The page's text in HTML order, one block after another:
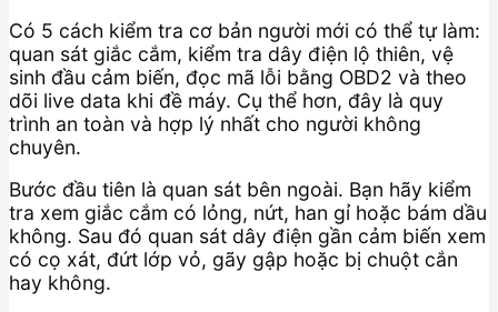
Có 5 cách kiểm tra cơ bản người mới có thể tự làm:
quan sát giắc cắm, kiểm tra dây điện lộ thiên, vệ
sinh đầu cảm biến, đọc mã lỗi bằng OBD2 và theo
dõi live data khi đề máy. Cụ thể hơn, đây là quy
trình an toàn và hợp lý nhất cho người không
chuyên.
Bước đầu tiên là quan sát bên ngoài. Bạn hãy kiểm
tra xem giắc cắm có lỏng, nứt, han gỉ hoặc bám dầu
không. Sau đó quan sát dây điện gần cảm biến xem
có cọ xát, đứt lớp vỏ, gãy gập hoặc bị chuột cắn
hay không.